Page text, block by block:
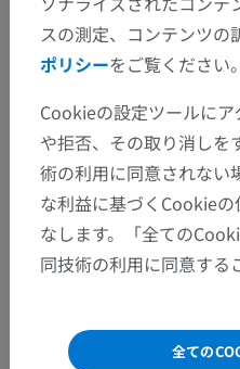
Hémopéritoine
hémorragique.
IMADIS groupe
スの測定、コンテンツの
ポリシーをご覧ください。
Cookieの設定ツールに
や拒否、その取り消しを
術の利用に同意されない
な利益に基づくCookie
なします。「全ての
同技術の利用に同意する
全ての